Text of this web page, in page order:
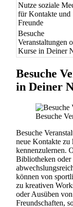
Nutze soziale
für Kontakte und
Freunde
Besuche
Veranstaltungen
Kurse in Deiner
Besuche
in Deiner
Besuche
Besuche
neue Kontakte zu
kennenzulernen.
Bibliotheken oder
können von
zu kreativen
oder Ausüben
Freundschaften,